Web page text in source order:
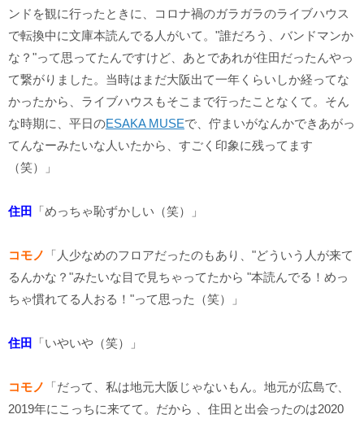
ンドを観に行ったときに、コロナ禍のガラガラのライブハウス
で転換中に文庫本読んでる人がいて。"誰だろう、バンドマンか
な？"って思ってたんですけど、あとであれが住田だったんやっ
て繋がりました。当時はまだ大阪出て一年くらいしか経ってな
かったから、ライブハウスもそこまで行ったことなくて。そん
な時期に、平日のESAKA MUSEで、佇まいがなんかできあがっ
てんなーみたいな人いたから、すごく印象に残ってます
（笑）」
住田 「めっちゃ恥ずかしい（笑）」
コモノ
「人少なめのフロアだったのもあり、"どういう人が来て
るんかな？"みたいな目で見ちゃってたから "本読んでる！めっ
ちゃ慣れてる人おる！"って思った（笑）」
住田 「いやいや（笑）」
コモノ
「だって、私は地元大阪じゃないもん。地元が広島で、
2019年にこっちに来てて。だから 、住田と出会ったのは2020